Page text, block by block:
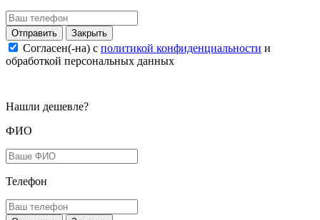
Закрыть
Согласен(-на) c политикой конфиденциальности и
обработкой персональных данных
Нашли дешевле?
ФИО
Телефон